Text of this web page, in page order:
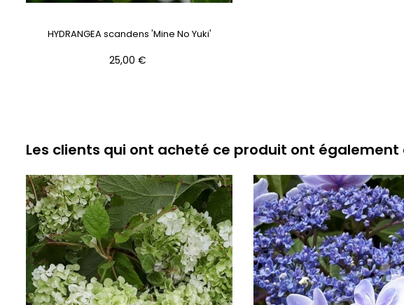
HYDRANGEA scandens 'Mine No Yuki'
Prix
25,00 €
Les clients qui ont acheté ce produit ont également